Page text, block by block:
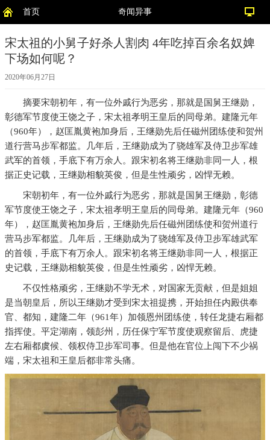
首页 奇闻异事
宋太祖的小舅子好杀人割肉 4年吃掉百余名奴婢
下场如何呢？
2020年06月27日
摘要宋朝初年，有一位外戚行为恶劣，那就是国舅王继勋，
彰德军节度使王饶之子，宋太祖孝明王皇后的同母弟。建隆元年
（960年），赵匡胤黄袍加身后，王继勋先后任磁州团练使和贺州
道行营马步军都监。几年后，王继勋成为了骁雄军及侍卫步军雄
武军的首领，手底下有万余人。跟宋初名将王继勋非同一人，根
据正史记载，王继勋相貌英俊，但是生性顽劣，凶悍无赖。
宋朝初年，有一位外戚行为恶劣，那就是国舅王继勋，彰德
军节度使王饶之子，宋太祖孝明王皇后的同母弟。建隆元年（960
年），赵匡胤黄袍加身后，王继勋先后任磁州团练使和贺州道行
营马步军都监。几年后，王继勋成为了骁雄军及侍卫步军雄武军
的首领，手底下有万余人。跟宋初名将王继勋非同一人，根据正
史记载，王继勋相貌英俊，但是生性顽劣，凶悍无赖。
不仅性格顽劣，王继勋不学无术，对国家无贡献，但是姐姐
是当朝皇后，所以王继勋才受到宋太祖提携，开始担任内殿供奉
官、都知，建隆二年（961年）加领恩州团练使，转任龙捷右厢都
指挥使。平定湖南，领彭州，历任保宁军节度使观察留后、虎捷
左右厢都虞候、领权侍卫步军司事。但是他在官位上闯下不少祸
端，宋太祖和王皇后都非常头痛。